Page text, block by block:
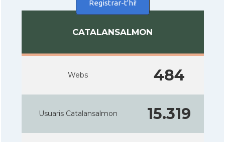
Registrar-t'hi!
CATALANSALMON
Webs 484
Usuaris Catalansalmon 15.319